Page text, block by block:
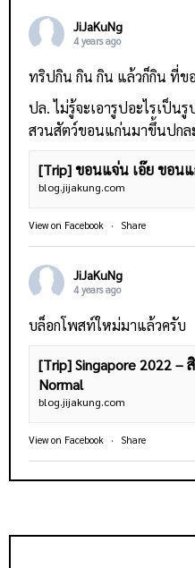
JiJaKuNg
4 years ago
ทริปกิน กิน กิน แล้วก็กิน ที่ข
ปล. ไม่รู้จะเอารูปอะไรเป็น
สวนสัตว์ขอนแก่นมาขึ้นปกล
[Trip] ขอนแจ่น เอ๊ย ขอน
blog.jijakung.com
View on Facebook · Share
JiJaKuNg
4 years ago
บล็อกโพสท์ใหม่มาแล้วครับ
[Trip] Singapore 2022 –
Normal
blog.jijakung.com
View on Facebook · Share